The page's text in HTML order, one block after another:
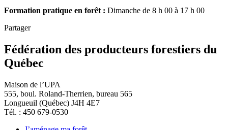
Formation pratique en forêt : Dimanche de 8 h 00 à 17 h 00
Partager
Fédération des producteurs forestiers du
Québec
Maison de l’UPA
555, boul. Roland-Therrien, bureau 565
Longueuil (Québec) J4H 4E7
Tél. : 450 679-0530